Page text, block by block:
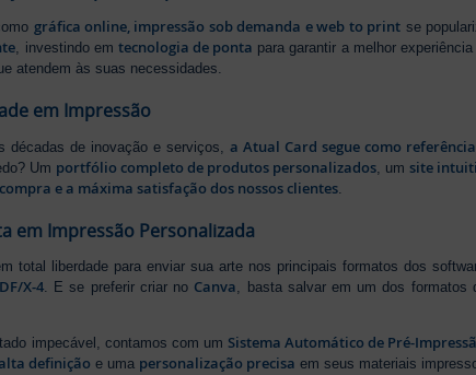
gráfica online, impressão sob demanda e web to print se
, investindo em tecnologia de ponta para garantir a melhor experiência
atendem às suas necessidades.
em Impressão
décadas de inovação e serviços,a Atual Card segue como
Um portfólio completo de produtos personalizados , um site
e a máxima satisfação dos nossos clientes
em Impressão Personalizada
total liberdade para enviar sua arte nos principais formatos dos
X-4. E se preferir criar no Canva, basta salvar em um dos formatos
impecável, contamos com um Sistema Automático de Pré-
definição e uma personalização precisa em seus materiais